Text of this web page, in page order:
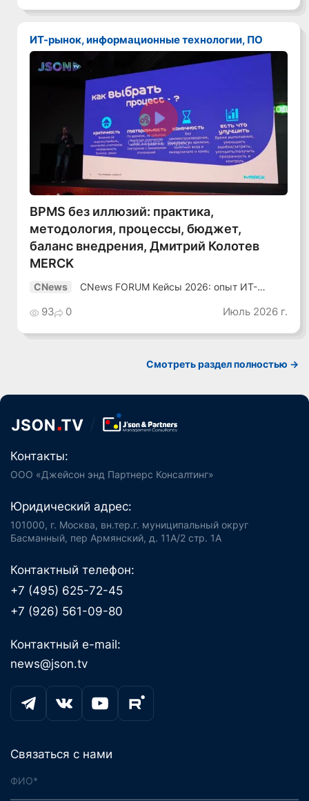
ИТ-рынок, информационные технологии, ПО
Смотреть видео
BPMS без иллюзий: практика,
методология, процессы, бюджет,
баланс внедрения, Дмитрий Колотев
MERCK
CNews
CNews FORUM Кейсы 2026: опыт ИТ-
93 0 Июль 2026 г.
Смотреть раздел полностью ->
Контакты:
ООО «Джейсон энд Партнерс Консалтинг»
Юридический адрес:
101000, г. Москва, вн.тер.г. муниципальный округ
Басманный, пер Армянский, д. 11А/2 стр. 1А
Контактный телефон:
+7 (495) 625-72-45
+7 (926) 561-09-80
Контактный e-mail:
news@json.tv
Связаться с нами